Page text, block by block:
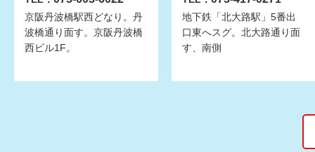
京阪丹波橋駅西どなり。丹
波橋通り面す。京阪丹波橋
西ビル1F。
地下鉄「北大路駅」5番出
口東へスグ。北大路通り面
す、南側